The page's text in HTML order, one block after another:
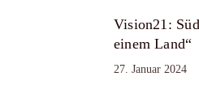
Vision21:
einem Land“
27. Januar 2024